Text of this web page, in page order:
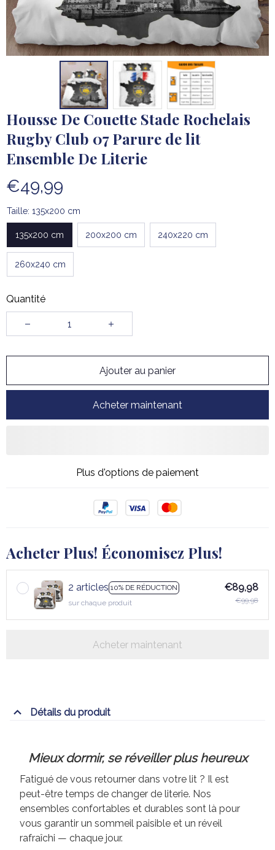
Housse De Couette Stade Rochelais
Rugby Club 07 Parure de lit
Ensemble De Literie
€49,99
Taille: 135x200 cm
135x200 cm 200x200 cm 240x220 cm
260x240 cm
Quantité
Ajouter au panier
Acheter maintenant
Plus d'options de paiement
Acheter Plus! Économisez Plus!
2 articles 10% DE RÉDUCTION
sur chaque produit
€89,98
€99,98
Acheter maintenant
Détails du produit
Mieux dormir, se réveiller plus heureux
Fatigué de vous retourner dans votre lit ? Il est
peut-être temps de changer de literie. Nos
ensembles confortables et durables sont là pour
vous garantir un sommeil paisible et un réveil
rafraîchi — chaque jour.